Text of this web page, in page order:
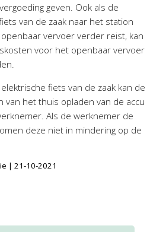
dossiers
geven. Ook als de
van de zaak naar het station
vervoer verder reist, kan
voor het openbaar vervoer
fiets van de zaak kan de
van het thuis opladen van de accu
Als de werknemer de
deze niet in mindering op de
| 21-10-2021